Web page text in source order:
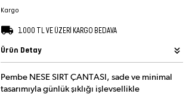
Kargo
1.000 TL VE ÜZERİ KARGO BEDAVA
Ürün Detay
Pembe NESE SIRT ÇANTASI, sade ve minimal
tasarımıyla günlük şıklığı işlevsellikle